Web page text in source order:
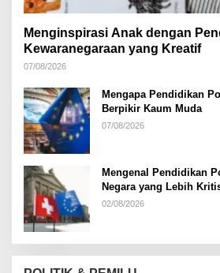
Menginspirasi Anak dengan
Kewaranegaraan yang Kreatif
07/08/2026
Mengapa Pendidikan
Berpikir Kaum Muda
07/08/2026
Mengenal Pendidikan
Negara yang Lebih
02/08/2026